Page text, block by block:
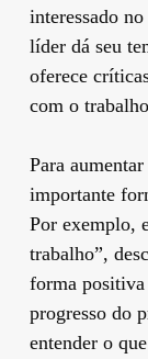
interessado
líder dá seu
oferece
com o
Para
importante
Por exemplo,
trabalho”,
forma
progresso do
entender o